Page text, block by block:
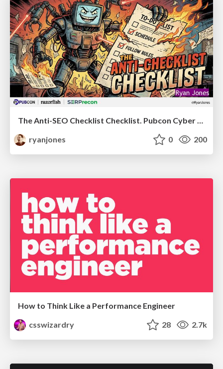
The Anti-SEO Checklist Checklist. Pubcon Cyber Week
ryanjones
0 200
How to Think Like a Performance Engineer
csswizardry
28 2.7k